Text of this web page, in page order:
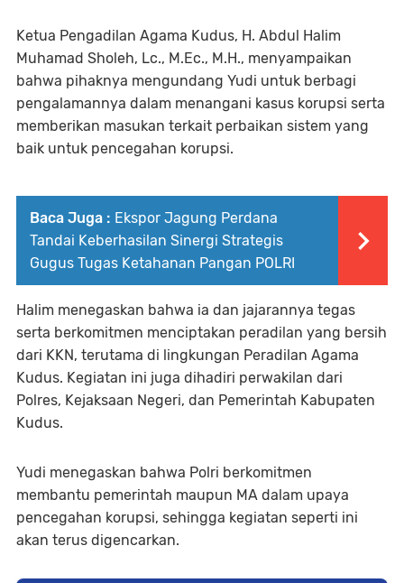
Ketua Pengadilan Agama Kudus, H. Abdul Halim
Muhamad Sholeh, Lc., M.Ec., M.H., menyampaikan
bahwa pihaknya mengundang Yudi untuk berbagi
pengalamannya dalam menangani kasus korupsi serta
memberikan masukan terkait perbaikan sistem yang
baik untuk pencegahan korupsi.
Baca Juga : Ekspor Jagung Perdana
Tandai Keberhasilan Sinergi Strategis
Gugus Tugas Ketahanan Pangan POLRI
Halim menegaskan bahwa ia dan jajarannya tegas
serta berkomitmen menciptakan peradilan yang bersih
dari KKN, terutama di lingkungan Peradilan Agama
Kudus. Kegiatan ini juga dihadiri perwakilan dari
Polres, Kejaksaan Negeri, dan Pemerintah Kabupaten
Kudus.
Yudi menegaskan bahwa Polri berkomitmen
membantu pemerintah maupun MA dalam upaya
pencegahan korupsi, sehingga kegiatan seperti ini
akan terus digencarkan.